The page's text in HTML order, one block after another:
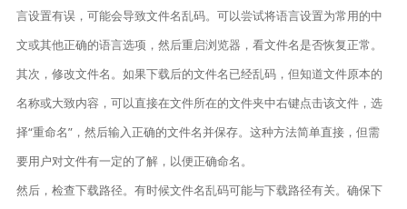
言设置有误，可能会导致文件名乱码。可以尝试将语言设置为常用的中
文或其他正确的语言选项，然后重启浏览器，看文件名是否恢复正常。
其次，修改文件名。如果下载后的文件名已经乱码，但知道文件原本的
名称或大致内容，可以直接在文件所在的文件夹中右键点击该文件，选
择“重命名”，然后输入正确的文件名并保存。这种方法简单直接，但需
要用户对文件有一定的了解，以便正确命名。
然后，检查下载路径。有时候文件名乱码可能与下载路径有关。确保下